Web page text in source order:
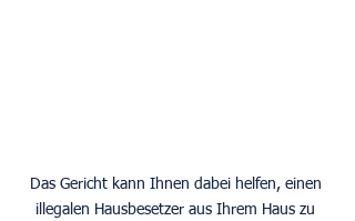
Das Gericht kann Ihnen dabei helfen, einen
illegalen Hausbesetzer aus Ihrem Haus zu